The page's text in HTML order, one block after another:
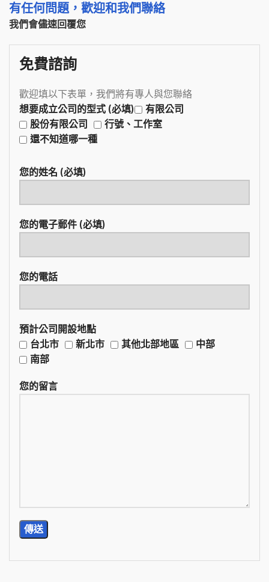
有任何問題，歡迎和我們聯絡
我們會儘速回覆您
免費諮詢
歡迎填以下表單，我們將有專人與您聯絡
想要成立公司的型式 (必填)
有限公司
股份有限公司
行號、工作室
還不知道哪一種
您的姓名 (必填)
您的電子郵件 (必填)
您的電話
預計公司開設地點
台北市
新北市 其他北部地區
中部
南部
您的留言